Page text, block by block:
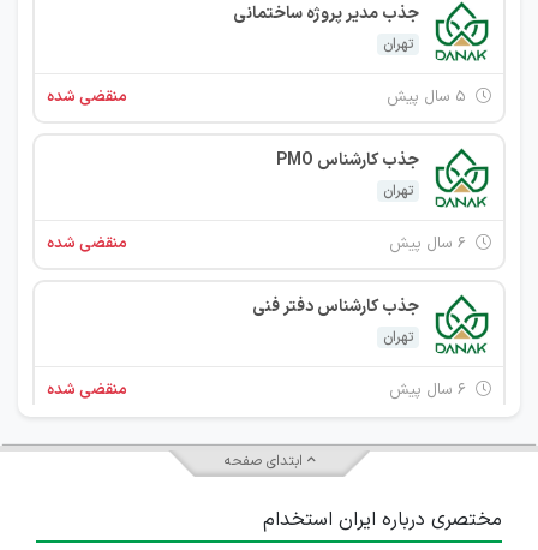
جذب مدیر پروژه ساختمانی
تهران
منقضی شده
جذب کارشناس PMO
تهران
منقضی شده
جذب کارشناس دفتر فنی
تهران
منقضی شده
جذب رئیس کارگاه با سابقه
۶ سال پیش منقضی شده
ابتدای صفحه
مختصری درباره ایران استخدام